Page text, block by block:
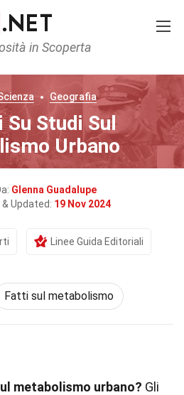
in Scoperta
Geografia
Studi Sul
Urbano
Glenna Guadalupe
Updated: 19 Nov 2024
Linee Guida Editoriali
Fatti sul metabolismo
metabolismo urbano? Gli